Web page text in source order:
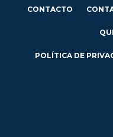
CONTACTO
POLÍTICA DE